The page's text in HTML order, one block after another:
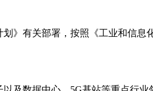
》有关部署，按照《工业和信